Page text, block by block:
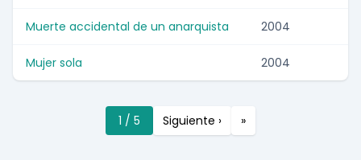
Muerte accidental de un anarquista 2004
Mujer sola 2004
1 / 5 Siguiente › »